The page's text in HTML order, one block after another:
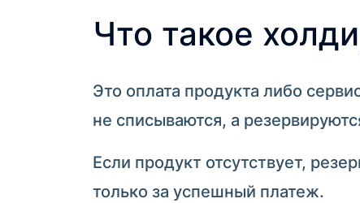
Что такое
Это оплата продукта либо
не списываются, а
Если продукт отсутствует,
только за успешный платеж.